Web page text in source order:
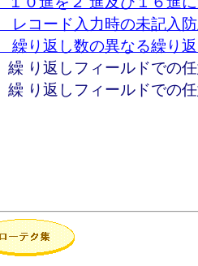
レコード入力時の未記入
繰り返し数の異なる繰り
繰 り返しフィールドでの
繰 り返しフィールドでの